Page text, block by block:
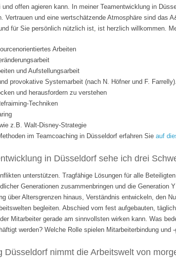
offen agieren kann. In meiner Teamentwicklung in
Vertrauen und eine wertschätzende Atmosphäre sind das
für Sie persönlich nützlich ist, ist herzlich willkommen.
Arbeiten
und Aufstellungsarbeit
provokative Systemarbeit (nach N. Höfner und F.
und herausfordern zu verstehen
Techniken
z.B. Walt-Disney-Strategie
im Teamcoaching in Düsseldorf erfahren Sie auf
in Düsseldorf sehe ich drei
unterstützen. Tragfähige Lösungen für alle
Generationen zusammenbringen und die Generation
über Altersgrenzen hinaus, Verständnis entwickeln, den
begleiten. Abschied vom fest aufgebauten,
Mitarbeiter gerade am sinnvollsten wirken kann. Was
werden? Welche Rolle spielen Mitarbeiterbindung und
Düsseldorf nimmt die Arbeitswelt von